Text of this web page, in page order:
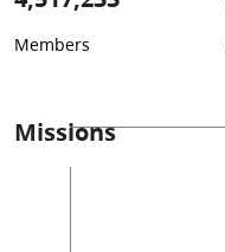
Members
Missions